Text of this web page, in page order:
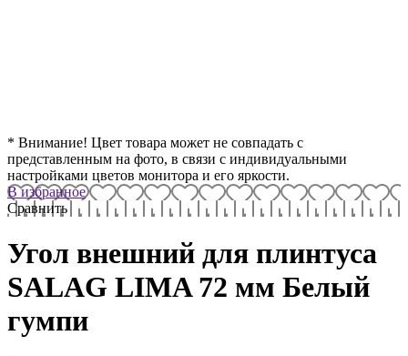
* Внимание! Цвет товара может не совпадать с
представленным на фото, в связи с индивидуальными
настройками цветов монитора и его яркости.
В избранное
Сравнить
Угол внешний для плинтуса
SALAG LIMA 72 мм Белый
гумпи